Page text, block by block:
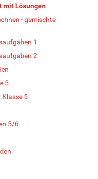
mit Lösungen
- gemischte
1
2
5
Klasse 5
5/6